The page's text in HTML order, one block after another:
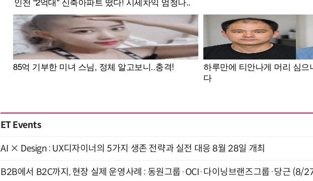
ET Events
AI × Design : UX디자이너의 5가지 생존 전략과 실전 대응 8월 28일 개최
B2B에서 B2C까지, 현장 실제 운영사례 : 동원그룹·OCI·다이닝브랜즈그룹·당근 (8/